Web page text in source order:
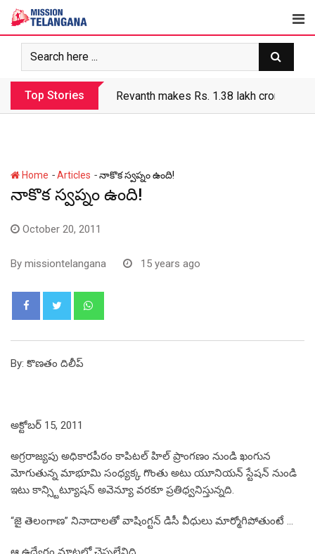
Skip
content
Top Stories Revanth makes Rs. 1.38 lakh crore debt
Home -Articles -నాకొక స్వప్నం ఉంది!
నాకొక స్వప్నం ఉంది!
October 20, 2011
By missiontelangana 15 years ago
By: కొణతం దిలీప్
అక్టోబర్ 15, 2011
అగ్రరాజ్యపు అధికారపీఠం కాపిటల్ హిల్ ప్రాంగణం నుండి ఖంగున
మోగుతున్న మాభూమి సంధ్యక్క గొంతు అటు యూనియన్ స్టేషన్ నుండి
ఇటు కాన్స్టిట్యూషన్ అవెన్యూ వరకూ ప్రతిధ్వనిస్తున్నది.
“జై తెలంగాణ” నినాదాలతో వాషింగ్టన్ డిసీ వీధులు మార్మోగిపోతుంటే …